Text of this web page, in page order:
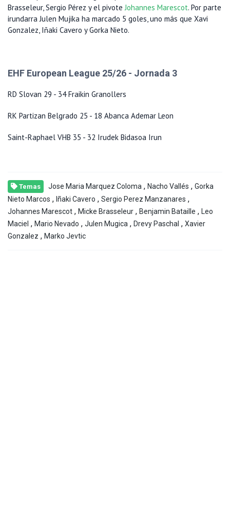
Brasseleur, Sergio Pérez y el pivoteJohannes Marescot. Por parte
irundarra Julen Mujika ha marcado 5 goles, uno más que Xavi
Gonzalez, Iñaki Cavero y Gorka Nieto.
EHF European League 25/26 - Jornada 3
RD Slovan 29 - 34 Fraikin Granollers
RK Partizan Belgrado 25 - 18 Abanca Ademar Leon
Saint-Raphael VHB 35 - 32 Irudek Bidasoa Irun
Temas Jose Maria Marquez Coloma , Nacho Vallés , Gorka
Nieto Marcos , Iñaki Cavero , Sergio Perez Manzanares ,
Johannes Marescot , Micke Brasseleur , Benjamin Bataille , Leo
Maciel , Mario Nevado , Julen Mugica , Drevy Paschal , Xavier
Gonzalez , Marko Jevtic